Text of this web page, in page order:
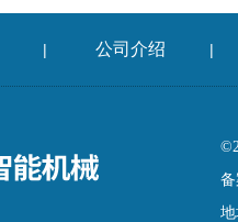
| 公司介绍 |
备